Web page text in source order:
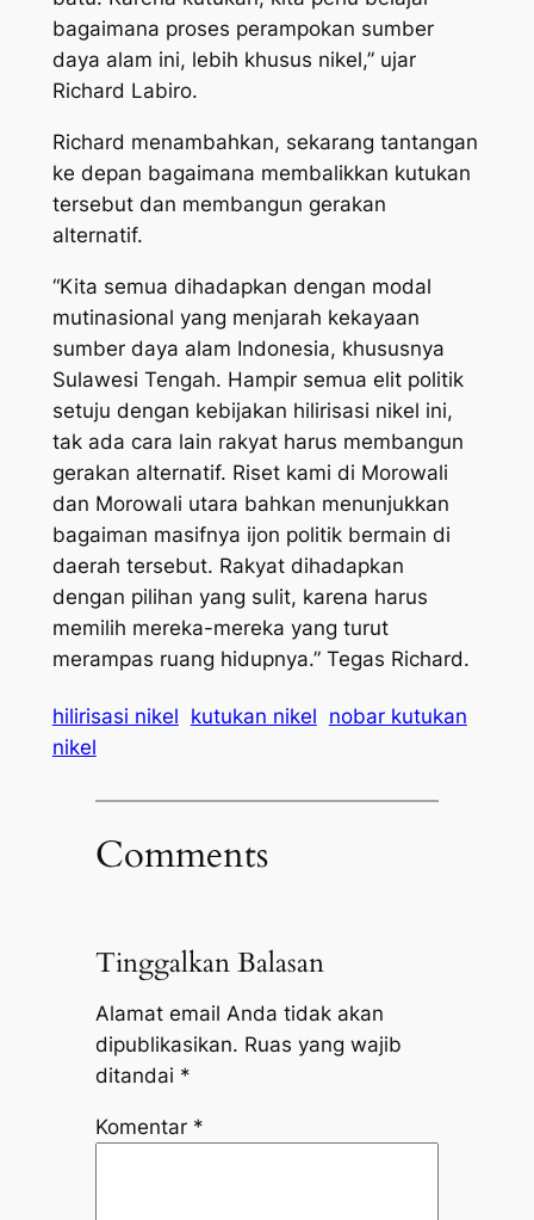
bagaimana proses perampokan sumber
daya alam ini, lebih khusus nikel,” ujar
Richard Labiro.
Richard menambahkan, sekarang tantangan
ke depan bagaimana membalikkan kutukan
tersebut dan membangun gerakan
alternatif.
“Kita semua dihadapkan dengan modal
mutinasional yang menjarah kekayaan
sumber daya alam Indonesia, khususnya
Sulawesi Tengah. Hampir semua elit politik
setuju dengan kebijakan hilirisasi nikel ini,
tak ada cara lain rakyat harus membangun
gerakan alternatif. Riset kami di Morowali
dan Morowali utara bahkan menunjukkan
bagaiman masifnya ijon politik bermain di
daerah tersebut. Rakyat dihadapkan
dengan pilihan yang sulit, karena harus
memilih mereka-mereka yang turut
merampas ruang hidupnya.” Tegas Richard.
hilirisasi nikel kutukan nikel nobar kutukan
nikel
Comments
Tinggalkan Balasan
Alamat email Anda tidak akan
dipublikasikan. Ruas yang wajib
ditandai *
Komentar *